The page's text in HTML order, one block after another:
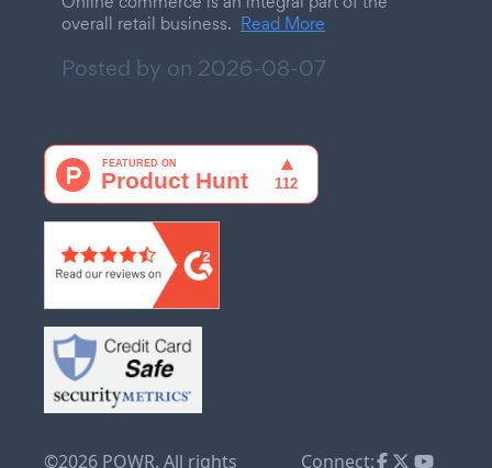
overall retail business. Read More
Posted by on 2026-08-07
©2026 POWR. All rights Connect: